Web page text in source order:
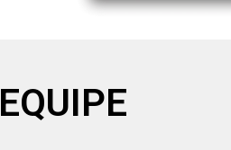
EQUIPE